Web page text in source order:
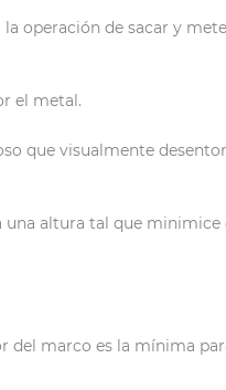
operación de sacar y
el metal.
que visualmente
una altura tal que minimice
del marco es la mínima